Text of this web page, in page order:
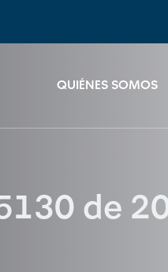
QUIÉNES SOMOS
de